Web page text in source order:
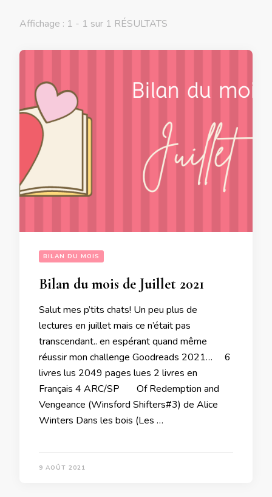
Affichage : 1 - 1 sur 1 RÉSULTATS
BILAN DU MOIS
Bilan du mois de Juillet 2021
Salut mes p’tits chats! Un peu plus de
lectures en juillet mais ce n’était pas
transcendant.. en espérant quand même
réussir mon challenge Goodreads 2021… 6
livres lus 2049 pages lues 2 livres en
Français 4 ARC/SP Of Redemption and
Vengeance (Winsford Shifters#3) de Alice
Winters Dans les bois (Les …
9 AOÛT 2021